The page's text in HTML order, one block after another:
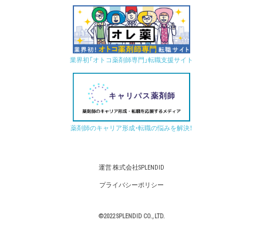
業界初「オトコ薬剤師専門」転職支援サイト
薬剤師のキャリア形成・転職の悩みを解決！
運営 株式会社SPLENDID
プライバシーポリシー
©2022 SPLENDID CO., LTD.